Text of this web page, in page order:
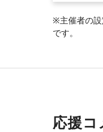
※主催者の設
です。
応援コ